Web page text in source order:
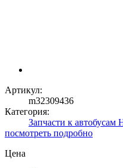
Артикул:
m32309436
Категория:
Запчасти к
посмотреть подробно
Цена